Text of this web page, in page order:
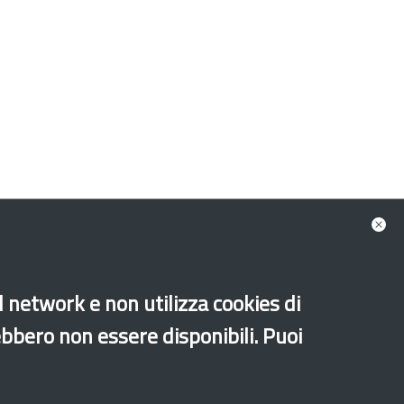
e non utilizza cookies di
non essere disponibili. Puoi